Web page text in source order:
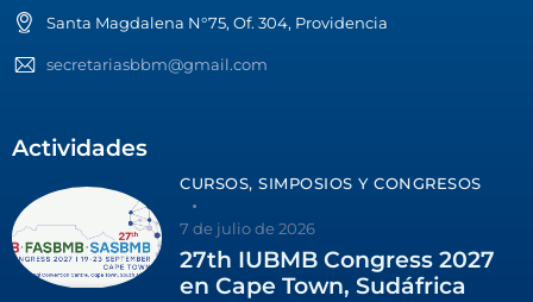
Santa Magdalena N°75, Of. 304, Providencia
secretariasbbm@gmail.com
Actividades
CURSOS, SIMPOSIOS Y CONGRESOS
7 de julio de 2026
27th IUBMB Congress 2027
en Cape Town, Sudáfrica